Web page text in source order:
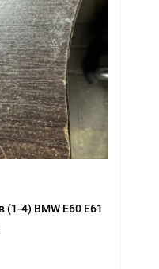
4) BMW E60 E61